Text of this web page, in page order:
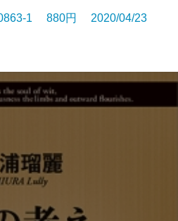
1 880円 2020/04/23